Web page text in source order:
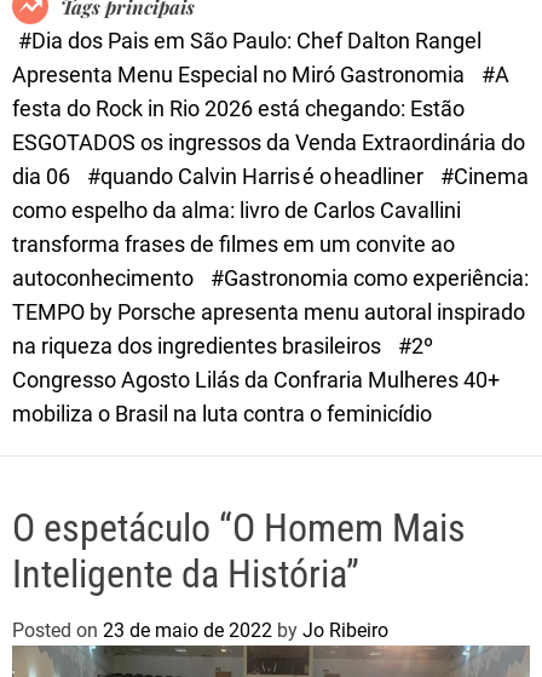
e
Tags principais
#Dia dos Pais em São Paulo: Chef Dalton Rangel
Apresenta Menu Especial no Miró Gastronomia
#A
festa do Rock in Rio 2026 está chegando: Estão
ESGOTADOS os ingressos da Venda Extraordinária do
dia 06
#quando Calvin Harris é o headliner
#Cinema
como espelho da alma: livro de Carlos Cavallini
transforma frases de filmes em um convite ao
autoconhecimento
#Gastronomia como experiência:
TEMPO by Porsche apresenta menu autoral inspirado
na riqueza dos ingredientes brasileiros
#2º
Congresso Agosto Lilás da Confraria Mulheres 40+
mobiliza o Brasil na luta contra o feminicídio
O espetáculo “O Homem Mais
Inteligente da História”
Posted on 23 de maio de 2022 by Jo Ribeiro